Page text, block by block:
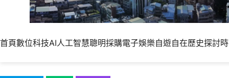
首頁數位科技AI人工智慧聰明採購電子娛樂自遊自在歷史探討